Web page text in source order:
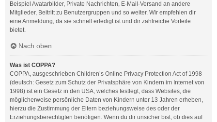
Beispiel Avatarbilder, Private Nachrichten, E-Mail-Versand an andere
Mitglieder, Beitritt zu Benutzergruppen und so weiter. Wir empfehlen dir
eine Anmeldung, da sie schnell erledigt ist und dir zahlreiche Vorteile
bietet.
Nach oben
Was ist COPPA?
COPPA, ausgeschrieben Children’s Online Privacy Protection Act of 1998
(deutsch: Gesetz zum Schutz der Privatsphäre von Kindern im Internet von
1998) ist ein Gesetz in den USA, welches festlegt, dass Websites, die
möglicherweise persönliche Daten von Kindern unter 13 Jahren erheben,
hierzu die Zustimmung der Eltern beziehungsweise des oder der
Erziehungsberechtigten benötigen. Wenn du dir unsicher bist, ob dies auf